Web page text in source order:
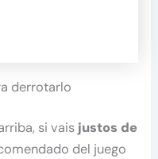
derrotarlo
si vais justos de
del juego